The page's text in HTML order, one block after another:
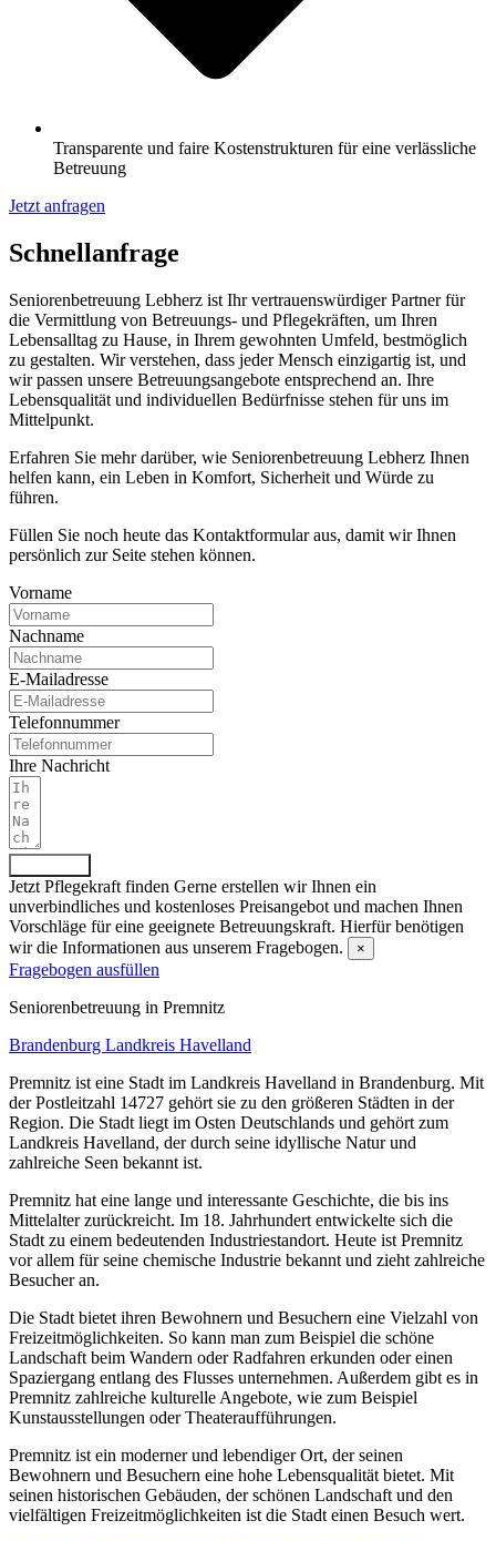
Transparente und faire Kostenstrukturen für eine verlässliche
Betreuung
Jetzt anfragen
Schnell­anfrage
Seniorenbetreuung Lebherz ist Ihr vertrauenswürdiger Partner für
die Vermittlung von Betreuungs- und Pflegekräften, um Ihren
Lebensalltag zu Hause, in Ihrem gewohnten Umfeld, bestmöglich
zu gestalten. Wir verstehen, dass jeder Mensch einzigartig ist, und
wir passen unsere Betreuungsangebote entsprechend an. Ihre
Lebensqualität und individuellen Bedürfnisse stehen für uns im
Mittelpunkt.
Erfahren Sie mehr darüber, wie Seniorenbetreuung Lebherz Ihnen
helfen kann, ein Leben in Komfort, Sicherheit und Würde zu
führen.
Füllen Sie noch heute das Kontaktformular aus, damit wir Ihnen
persönlich zur Seite stehen können.
Vorname
Nachname
E-Mailadresse
Telefonnummer
Ihre Nachricht
Jetzt Pflegekraft finden Gerne erstellen wir Ihnen ein
unverbindliches und kostenloses Preisangebot und machen Ihnen
Vorschläge für eine geeignete Betreuungskraft. Hierfür benötigen
wir die Informationen aus unserem Fragebogen.
×
Fragebogen ausfüllen
Senioren­betreuung in Premnitz
Brandenburg Landkreis Havelland
Premnitz ist eine Stadt im Landkreis Havelland in Brandenburg. Mit
der Postleitzahl 14727 gehört sie zu den größeren Städten in der
Region. Die Stadt liegt im Osten Deutschlands und gehört zum
Landkreis Havelland, der durch seine idyllische Natur und
zahlreiche Seen bekannt ist.
Premnitz hat eine lange und interessante Geschichte, die bis ins
Mittelalter zurückreicht. Im 18. Jahrhundert entwickelte sich die
Stadt zu einem bedeutenden Industriestandort. Heute ist Premnitz
vor allem für seine chemische Industrie bekannt und zieht zahlreiche
Besucher an.
Die Stadt bietet ihren Bewohnern und Besuchern eine Vielzahl von
Freizeitmöglichkeiten. So kann man zum Beispiel die schöne
Landschaft beim Wandern oder Radfahren erkunden oder einen
Spaziergang entlang des Flusses unternehmen. Außerdem gibt es in
Premnitz zahlreiche kulturelle Angebote, wie zum Beispiel
Kunstausstellungen oder Theateraufführungen.
Premnitz ist ein moderner und lebendiger Ort, der seinen
Bewohnern und Besuchern eine hohe Lebensqualität bietet. Mit
seinen historischen Gebäuden, der schönen Landschaft und den
vielfältigen Freizeitmöglichkeiten ist die Stadt einen Besuch wert.